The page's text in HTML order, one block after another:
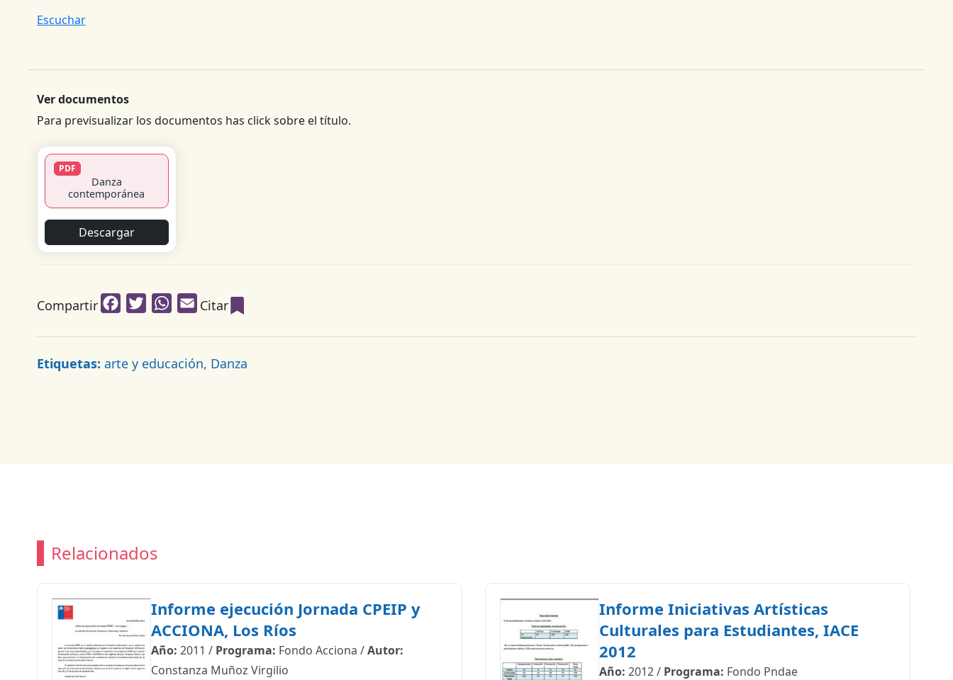
Escuchar
Ver documentos
Para previsualizar los documentos has click sobre el título.
PDF
Danza
contemporánea
Descargar
Compartir FacebookTwitterWhatsApp
Email
Citar
Etiquetas: arte y educación, Danza
Relacionados
Informe ejecución Jornada CPEIP y
ACCIONA, Los Ríos
Año: 2011 / Programa: Fondo Acciona /Autor:
Constanza Muñoz Virgilio
Informe Iniciativas Artísticas
Culturales para Estudiantes, IACE
2012
Año: 2012/ Programa: Fondo Pndae